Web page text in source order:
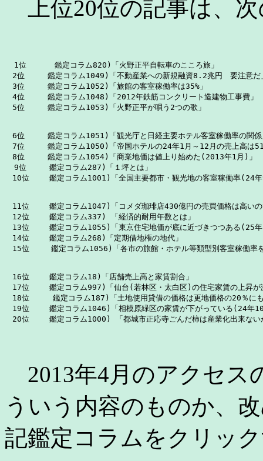
上位20位の記事は、
  1位      鑑定コラム820)「火野正平自転車のこころ旅」
2位　　　鑑定コラム1049)「不動産業への新規融資8.2兆円　要注意だ
3位　　　鑑定コラム1052)「旅館の客室稼働率は35%」
4位　　　鑑定コラム1048)「2012年鉄筋コンクリート造建物工事費」
6位　　　鑑定コラム1051)「観光庁と日経主要ホテル客室稼働率の関係
7位　　　鑑定コラム1050)「帝国ホテルの24年1月～12月の売上高は
8位　　　鑑定コラム1054)「商業地価は値上り始めた(2013年1月)」
  9位　　　鑑定コラム287)「１坪とは」
11位　 　鑑定コラム1047)「コメダ珈琲店430億円の売買価格は
12位 　　鑑定コラム337) 「経済的耐用年数とは」
13位　　 鑑定コラム1055)「東京住宅地価が底に近づきつつある(25
14位　　 鑑定コラム268)「定期借地権の地代」
16位　　 鑑定コラム18)「店舗売上高と家賃割合」
17位　 　鑑定コラム997)「仙台(若林区・太白区)の住宅家賃の上昇が
18位     鑑定コラム187)「土地使用貸借の価格は更地価格の20％に
19位　　 鑑定コラム1046)「相模原緑区の家賃が下がっている(24年
20位　 　鑑定コラム1000) 「都城市正応寺ごんだ柿は産業化出来ない
2013年4月のアクセス
ういう内容のものか、
記鑑定コラムをクリッ